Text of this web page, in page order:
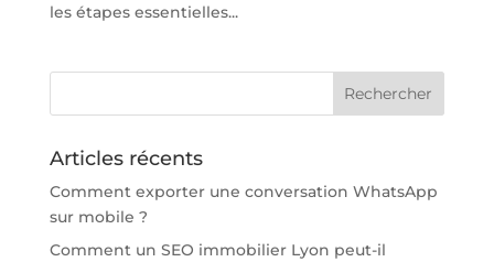
les étapes essentielles...
Articles récents
Comment exporter une conversation WhatsApp
sur mobile ?
Comment un SEO immobilier Lyon peut-il